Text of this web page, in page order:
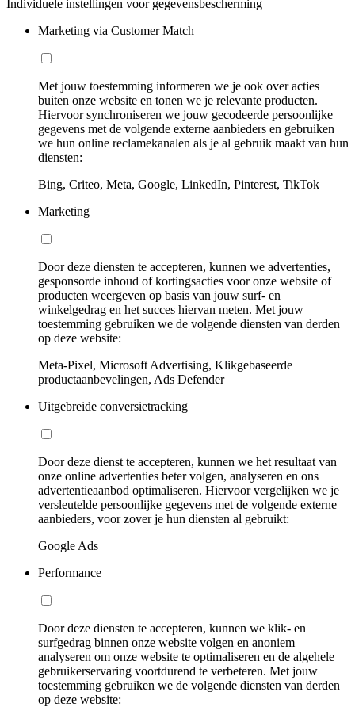
Individuele instellingen voor gegevensbescherming
Marketing via Customer Match
Met jouw toestemming informeren we je ook over acties
buiten onze website en tonen we je relevante producten.
Hiervoor synchroniseren we jouw gecodeerde persoonlijke
gegevens met de volgende externe aanbieders en gebruiken
we hun online reclamekanalen als je al gebruik maakt van hun
diensten:
Bing, Criteo, Meta, Google, LinkedIn, Pinterest, TikTok
Marketing
Door deze diensten te accepteren, kunnen we advertenties,
gesponsorde inhoud of kortingsacties voor onze website of
producten weergeven op basis van jouw surf- en
winkelgedrag en het succes hiervan meten. Met jouw
toestemming gebruiken we de volgende diensten van derden
op deze website:
Meta-Pixel, Microsoft Advertising, Klikgebaseerde
productaanbevelingen, Ads Defender
Uitgebreide conversietracking
Door deze dienst te accepteren, kunnen we het resultaat van
onze online advertenties beter volgen, analyseren en ons
advertentieaanbod optimaliseren. Hiervoor vergelijken we je
versleutelde persoonlijke gegevens met de volgende externe
aanbieders, voor zover je hun diensten al gebruikt:
Google Ads
Performance
Door deze diensten te accepteren, kunnen we klik- en
surfgedrag binnen onze website volgen en anoniem
analyseren om onze website te optimaliseren en de algehele
gebruikerservaring voortdurend te verbeteren. Met jouw
toestemming gebruiken we de volgende diensten van derden
op deze website: